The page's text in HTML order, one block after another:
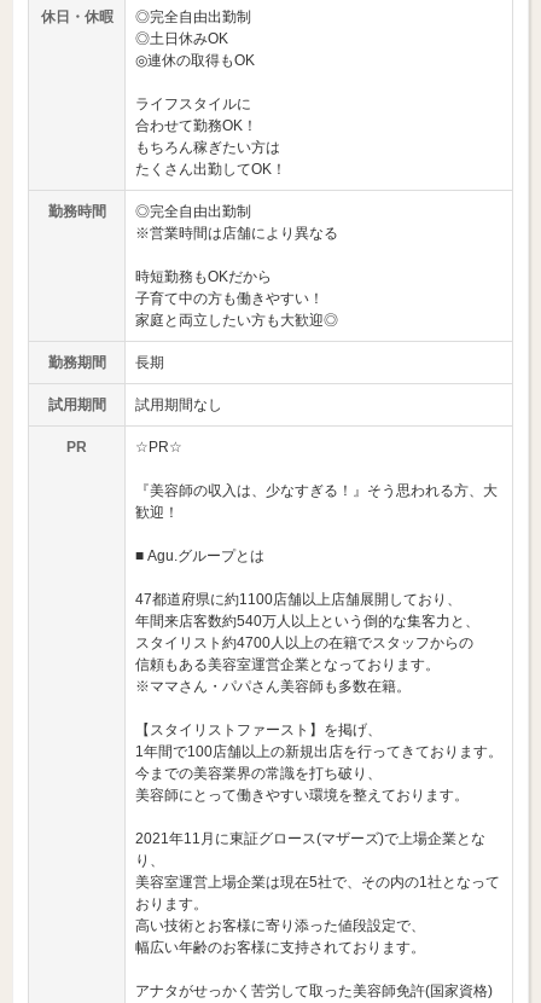
休日・休暇
◎完全自由出勤制
◎土日休みOK
◎連休の取得もOK
ライフスタイルに
合わせて勤務OK！
もちろん稼ぎたい方は
たくさん出勤してOK！
勤務時間
◎完全自由出勤制
※営業時間は店舗により異なる
時短勤務もOKだから
子育て中の方も働きやすい！
家庭と両立したい方も大歓迎◎
勤務期間 長期
試用期間 試用期間なし
PR ☆PR☆
『美容師の収入は、少なすぎる！』そう思われる方、大
歓迎！
■ Agu.グループとは
47都道府県に約1100店舗以上店舗展開しており、
年間来店客数約540万人以上という倒的な集客力と、
スタイリスト約4700人以上の在籍でスタッフからの
信頼もある美容室運営企業となっております。
※ママさん・パパさん美容師も多数在籍。
【スタイリストファースト】を掲げ、
1年間で100店舗以上の新規出店を行ってきております。
今までの美容業界の常識を打ち破り、
美容師にとって働きやすい環境を整えております。
2021年11月に東証グロース(マザーズ)で上場企業とな
り、
美容室運営上場企業は現在5社で、その内の1社となって
おります。
高い技術とお客様に寄り添った値段設定で、
幅広い年齢のお客様に支持されております。
アナタがせっかく苦労して取った美容師免許(国家資格)